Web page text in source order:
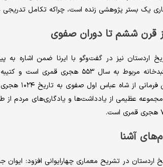
یک بستر پژوهشی زنده است، چراکه تکامل تدریجی
قرن ششم تا دوران صفوی
اردستان نیز در گفت‌وگو با ایرنا ضمن اشاره به
مشتاقی
عظیمی از یادداشت‌ها و یادگاری‌های مردم
آشنا
اردستان در تشریح معماری چهارایوانی افزود: